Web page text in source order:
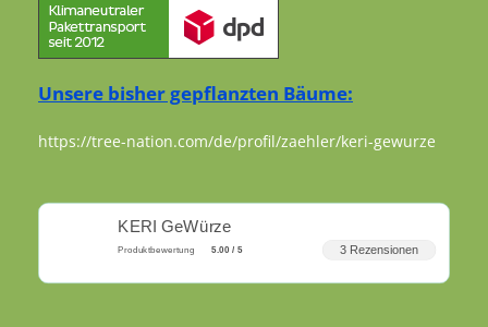
Unsere bisher gepflanzten Bäume:
https://tree-nation.com/de/profil/zaehler/keri-gewurze
KERI GeWürze
Produktbewertung 5.00 / 5 3 Rezensionen